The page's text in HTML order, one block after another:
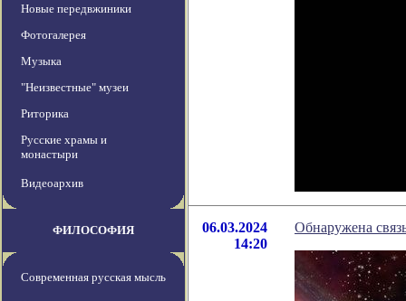
Новые передвжиники
Фотогалерея
Музыка
"Неизвестные" музеи
Риторика
Русские храмы и
монастыри
Видеоархив
ФИЛОСОФИЯ
Современная русская мысль
06.03.2024
14:20
Обнаружена